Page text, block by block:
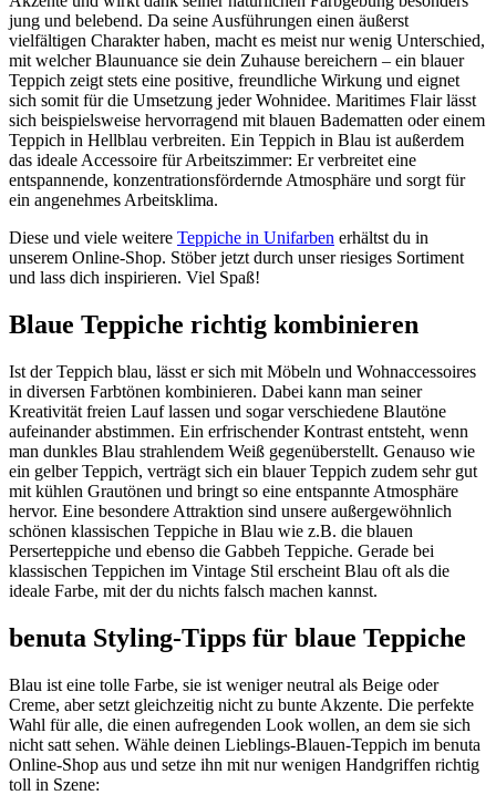
jung und belebend. Da seine Ausführungen einen äußerst
vielfältigen Charakter haben, macht es meist nur wenig Unterschied,
mit welcher Blaunuance sie dein Zuhause bereichern – ein blauer
Teppich zeigt stets eine positive, freundliche Wirkung und eignet
sich somit für die Umsetzung jeder Wohnidee. Maritimes Flair lässt
sich beispielsweise hervorragend mit blauen Badematten oder einem
Teppich in Hellblau verbreiten. Ein Teppich in Blau ist außerdem
das ideale Accessoire für Arbeitszimmer: Er verbreitet eine
entspannende, konzentrationsfördernde Atmosphäre und sorgt für
ein angenehmes Arbeitsklima.
Diese und viele weitere Teppiche in Unifarben erhältst du in
unserem Online-Shop. Stöber jetzt durch unser riesiges Sortiment
und lass dich inspirieren. Viel Spaß!
Blaue Teppiche richtig kombinieren
Ist der Teppich blau, lässt er sich mit Möbeln und Wohnaccessoires
in diversen Farbtönen kombinieren. Dabei kann man seiner
Kreativität freien Lauf lassen und sogar verschiedene Blautöne
aufeinander abstimmen. Ein erfrischender Kontrast entsteht, wenn
man dunkles Blau strahlendem Weiß gegenüberstellt. Genauso wie
ein gelber Teppich, verträgt sich ein blauer Teppich zudem sehr gut
mit kühlen Grautönen und bringt so eine entspannte Atmosphäre
hervor. Eine besondere Attraktion sind unsere außergewöhnlich
schönen klassischen Teppiche in Blau wie z.B. die blauen
Perserteppiche und ebenso die Gabbeh Teppiche. Gerade bei
klassischen Teppichen im Vintage Stil erscheint Blau oft als die
ideale Farbe, mit der du nichts falsch machen kannst.
benuta Styling-Tipps für blaue Teppiche
Blau ist eine tolle Farbe, sie ist weniger neutral als Beige oder
Creme, aber setzt gleichzeitig nicht zu bunte Akzente. Die perfekte
Wahl für alle, die einen aufregenden Look wollen, an dem sie sich
nicht satt sehen. Wähle deinen Lieblings-Blauen-Teppich im benuta
Online-Shop aus und setze ihn mit nur wenigen Handgriffen richtig
toll in Szene: